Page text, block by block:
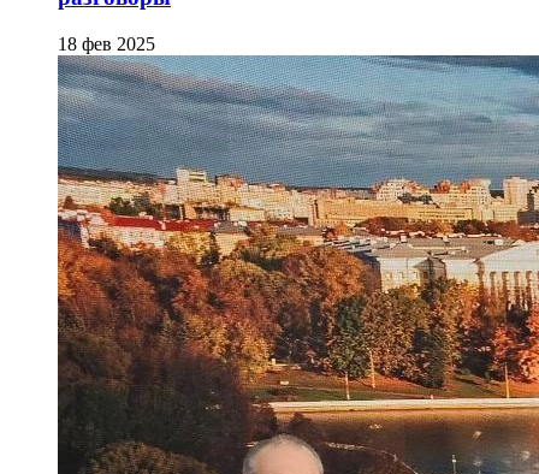
18 фев 2025